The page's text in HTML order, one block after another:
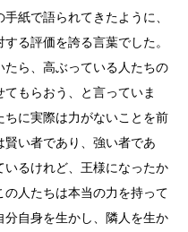
紙で語られてきたように、
る評価を誇る言葉でした。
ら、高ぶっている人たちの
もらおう、と言っていま
に実際は力がないことを前
い者であり、強い者であ
いるけれど、王様になったか
人たちは本当の力を持って
自身を生かし、隣人を生か